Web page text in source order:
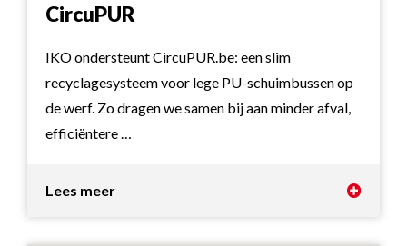
CircuPUR
IKO ondersteunt CircuPUR.be: een slim
recyclagesysteem voor lege PU-schuimbussen op
de werf. Zo dragen we samen bij aan minder afval,
efficiëntere …
Lees meer